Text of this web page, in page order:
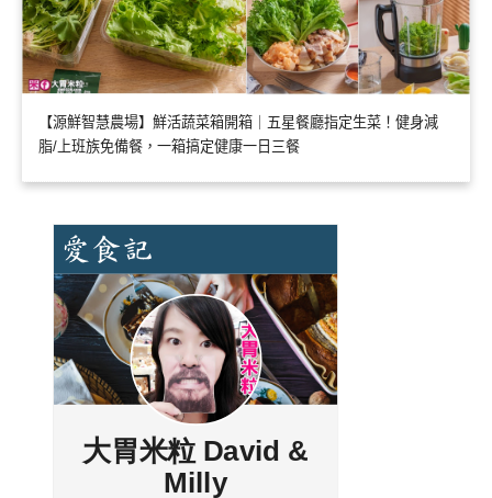
【源鮮智慧農場】鮮活蔬菜箱開箱｜五星餐廳指定生菜！健身減
脂/上班族免備餐，一箱搞定健康一日三餐